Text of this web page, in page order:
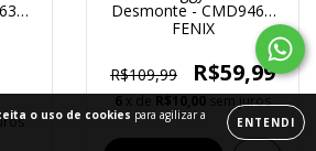
o uso de cookies para agilizar a
ENTENDI
Desmonte - CMD946C
FENIX
R$109,99 R$59,99
6 x de R$10,00 sem juros